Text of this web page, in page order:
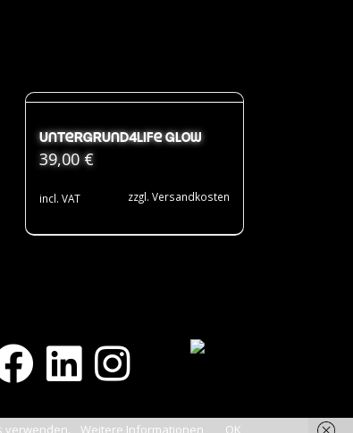
Untergrund4Life Glow
39,00€
incl. VAT zzgl. Versandkosten
verwenden. Weitere Informationen OK